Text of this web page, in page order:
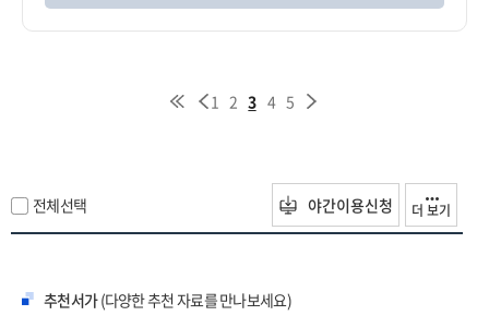
1 2 3 4 5
전체선택 야간이용신청 더 보기
추천서가(다양한 추천 자료를 만나보세요)